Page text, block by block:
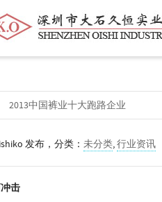
查找新的衬衫尺码
2013中国裤业十大跑路企业
发布，分类： 未分类,行业资讯
击